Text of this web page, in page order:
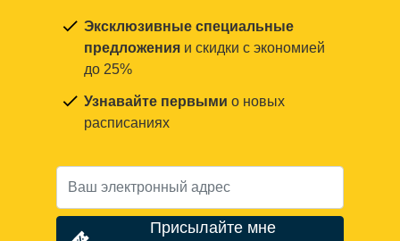
Эксклюзивные специальные
предложения и скидки с экономией
до 25%
Узнавайте первыми о новых
расписаниях
Присылайте мне